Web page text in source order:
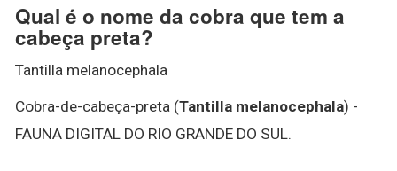
Qual é o nome da cobra que tem a
cabeça preta?
Tantilla melanocephala
Cobra-de-cabeça-preta (Tantilla melanocephala) -
FAUNA DIGITAL DO RIO GRANDE DO SUL.